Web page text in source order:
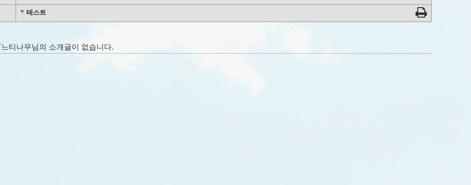
* 테스트
느티나무님의 소개글이 없습니다.